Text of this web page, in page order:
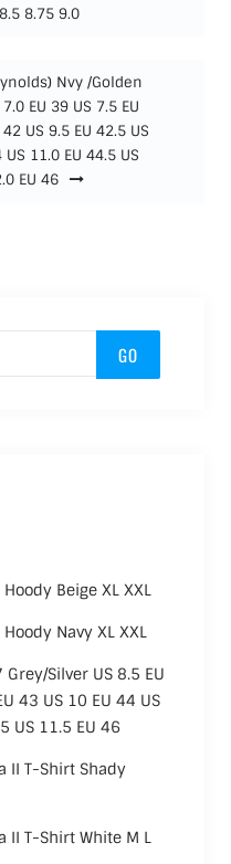
8.75 9.0
Nvy /Golden
EU 39 US 7.5 EU
US 9.5 EU 42.5 US
11.0 EU 44.5 US
EU 46
Beige XL XXL
Navy XL XXL
Silver US 8.5 EU
43 US 10 EU 44 US
US 11.5 EU 46
II T-Shirt Shady
II T-Shirt White M L